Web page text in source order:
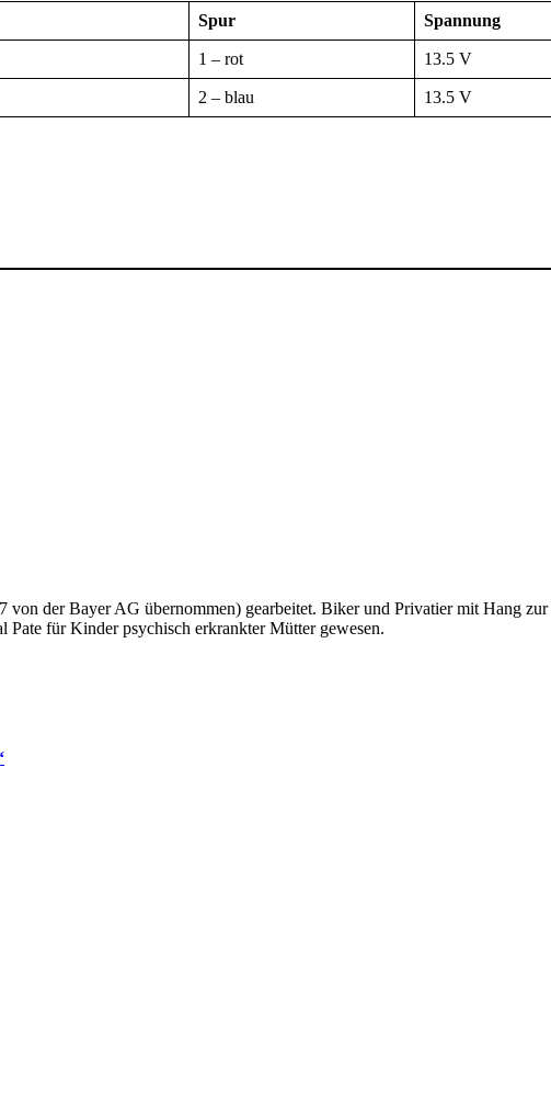
Spur Spannung
1 – rot 13.5 V
2 – blau 13.5 V
von der Bayer AG übernommen) gearbeitet. Biker und Privatier mit Hang
für Kinder psychisch erkrankter Mütter gewesen.